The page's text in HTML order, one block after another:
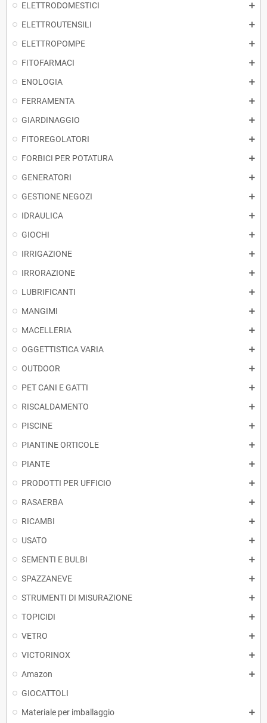
ELETTRODOMESTICI
ELETTROUTENSILI
ELETTROPOMPE
FITOFARMACI
ENOLOGIA
FERRAMENTA
GIARDINAGGIO
FITOREGOLATORI
FORBICI PER POTATURA
GENERATORI
GESTIONE NEGOZI
IDRAULICA
GIOCHI
IRRIGAZIONE
IRRORAZIONE
LUBRIFICANTI
MANGIMI
MACELLERIA
OGGETTISTICA VARIA
OUTDOOR
PET CANI E GATTI
RISCALDAMENTO
PISCINE
PIANTINE ORTICOLE
PIANTE
PRODOTTI PER UFFICIO
RASAERBA
RICAMBI
USATO
SEMENTI E BULBI
SPAZZANEVE
STRUMENTI DI MISURAZIONE
TOPICIDI
VETRO
VICTORINOX
Amazon
GIOCATTOLI
Materiale per imballaggio